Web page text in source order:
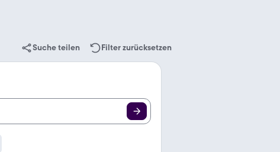
Suche teilen Filter zurücksetzen